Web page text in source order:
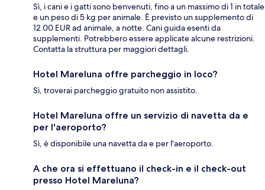
Sì, i cani e i gatti sono benvenuti, fino a un massimo di 1 in totale
e un peso di 5 kg per animale. È previsto un supplemento di
12.00 EUR ad animale, a notte. Cani guida esenti da
supplementi. Potrebbero essere applicate alcune restrizioni.
Contatta la struttura per maggiori dettagli.
Hotel Mareluna offre parcheggio in loco?
Sì, troverai parcheggio gratuito non assistito.
Hotel Mareluna offre un servizio di navetta da e
per l'aeroporto?
Sì, è disponibile una navetta da e per l'aeroporto.
A che ora si effettuano il check-in e il check-out
presso Hotel Mareluna?